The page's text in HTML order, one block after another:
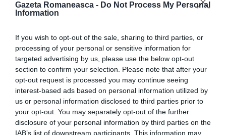
Gazeta Romaneasca - Do Not Process My Personal
Information
If you wish to opt-out of the sale, sharing to third parties, or
processing of your personal or sensitive information for
targeted advertising by us, please use the below opt-out
section to confirm your selection. Please note that after your
opt-out request is processed you may continue seeing
interest-based ads based on personal information utilized by
us or personal information disclosed to third parties prior to
your opt-out. You may separately opt-out of the further
disclosure of your personal information by third parties on the
IAB’s list of downstream participants. This information may
Personalul de la
executat mandatul însoțind-o pe femeie la
penitenciarulpentru femei din Catania.
more
Articolul anterior
Deținut român spânzurat în penitenciarul
din Alba-Cuneo
Următorul articol